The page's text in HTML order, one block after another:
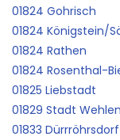
01824 Gohrisch
01824 Königstein/
01824 Rathen
01824 Rosenthal-
01825 Liebstadt
01829 Stadt Wehlen
01833